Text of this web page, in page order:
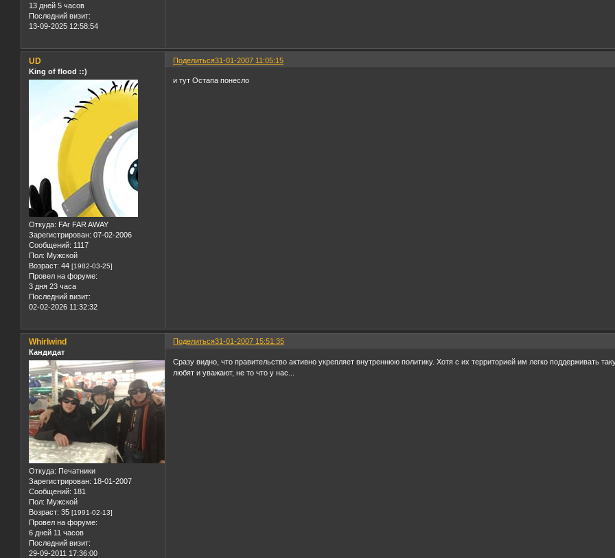
13 дней 5 часов
Последний визит:
13-09-2025 12:58:54
Поделиться31-01-2007 11:05:15
UD
King of flood ::)
Откуда: FAr FAR AWAY
Зарегистрирован: 07-02-2006
Сообщений: 1117
Пол: Мужской
Возраст: 44 [1982-03-25]
Провел на форуме:
3 дня 23 часа
Последний визит:
02-02-2026 11:32:32
и тут Остапа понесло
Поделиться31-01-2007 15:51:35
Whirlwind
Кандидат
Откуда: Печатники
Зарегистрирован: 18-01-2007
Сообщений: 181
Пол: Мужской
Возраст: 35 [1991-02-13]
Провел на форуме:
6 дней 11 часов
Последний визит:
29-09-2011 17:36:00
Сразу видно, что правительство активно укрепляет внутреннюю политику. Хотя с их территорией им легко поддерживать
любят и уважают, не то что у нас...